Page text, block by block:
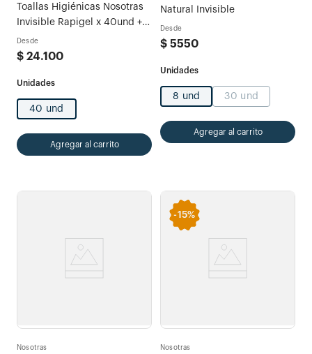
Toallas Higiénicas Nosotras
Invisible Rapigel x 40und +
30 Protectores Multiestilo
Desde
$ 24.100
40 und
Agregar al carrito
Natural Invisible
Desde
$ 5550
8 und 30 und
Agregar al carrito
Nosotras
-15%
Nosotras